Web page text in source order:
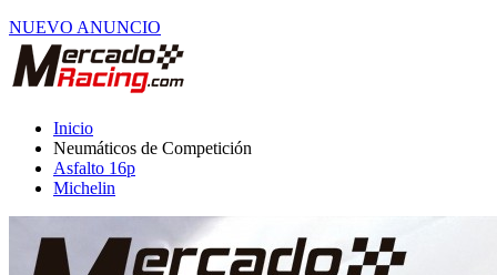
NUEVO ANUNCIO
Inicio
Neumáticos de Competición
Asfalto 16p
Michelin